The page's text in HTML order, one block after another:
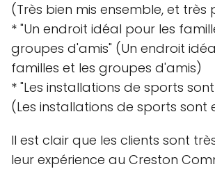
(Très bien mis ensemble, et très
* "Un endroit idéal pour les
groupes d'amis" (Un endroit
familles et les groupes d'amis)
* "Les installations de sports
(Les installations de sports sont
Il est clair que les clients sont
leur expérience au Creston